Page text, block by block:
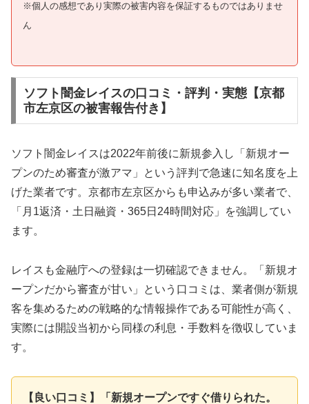
※個人の感想であり実際の被害内容を保証するものではありませ
ん
ソフト闇金レイスの口コミ・評判・実態【京都
市左京区の被害報告付き】
ソフト闇金レイスは2022年前後に新規参入し「新規オー
プンのため審査が激アマ」という評判で急速に知名度を上
げた業者です。京都市左京区からも申込みが多い業者で、
「月1返済・土日融資・365日24時間対応」を強調してい
ます。
レイスも金融庁への登録は一切確認できません。「新規オ
ープンだから審査が甘い」という口コミは、業者側が新規
客を集めるための戦略的な情報操作である可能性が高く、
実際には開設当初から同様の利息・手数料を徴収していま
す。
【良い口コミ】「新規オープンですぐ借りられた。